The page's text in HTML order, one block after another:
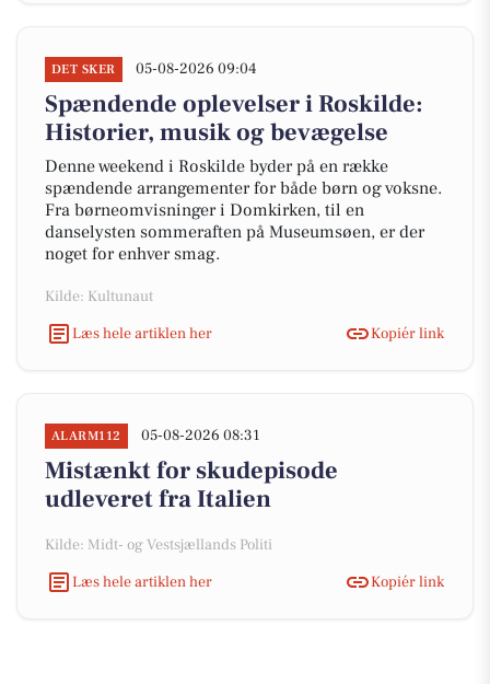
DET SKER 05-08-2026 09:04
Spændende oplevelser i Roskilde:
Historier, musik og bevægelse
Denne weekend i Roskilde byder på en række
spændende arrangementer for både børn og voksne.
Fra børneomvisninger i Domkirken, til en
danselysten sommeraften på Museumsøen, er der
noget for enhver smag.
Kilde: Kultunaut
Læs hele artiklen her
Kopiér link
ALARM112 05-08-2026 08:31
Mistænkt for skudepisode
udleveret fra Italien
Kilde: Midt- og Vestsjællands Politi
Læs hele artiklen her
Kopiér link